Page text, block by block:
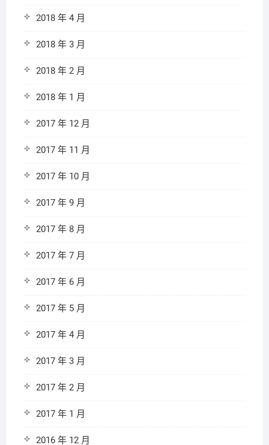
2018 年 4 月
2018 年 3 月
2018 年 2 月
2018 年 1 月
2017 年 12 月
2017 年 11 月
2017 年 10 月
2017 年 9 月
2017 年 8 月
2017 年 7 月
2017 年 6 月
2017 年 5 月
2017 年 4 月
2017 年 3 月
2017 年 2 月
2017 年 1 月
2016 年 12 月